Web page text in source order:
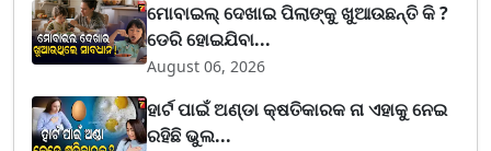
ମୋବାଇଲ୍ ଦେଖାଇ ପିଲାଙ୍କୁ ଖୁଆଉଛନ୍ତି କି ?
ଡେରି ହୋଇଯିବା...
August 06, 2026
ହାର୍ଟ ପାଇଁ ଅଣ୍ଡା କ୍ଷତିକାରକ ନା ଏହାକୁ ନେଇ
ରହିଛି ଭୁଲ...